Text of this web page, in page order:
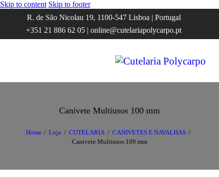
Skip to content Skip to footer
R. de São Nicolau 19, 1100-547 Lisboa | Portugal
+351 21 886 62 05 | online@cutelariapolycarpo.pt
Canivete Multiusos 100 mm
Home Loja CUTELARIA
CANIVETES E NAVALHAS
Canivete Multiusos 100 mm